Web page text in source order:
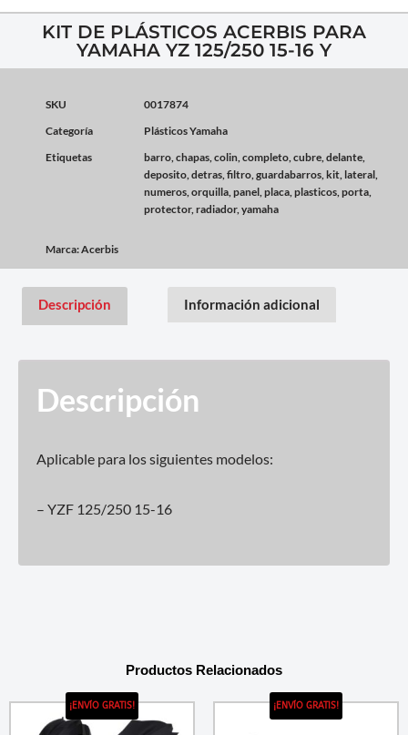
KIT DE PLÁSTICOS ACERBIS PARA
YAMAHA YZ 125/250 15-16 Y
SKU
0017874
Categoría
Plásticos Yamaha
Etiquetas
barro,chapas,colin,completo,cubre,delante,
deposito,detras,filtro,guardabarros,kit, lateral,
numeros,orquilla,panel,placa,plasticos,porta,
protector,radiador,yamaha
Marca:Acerbis
Descripción Información adicional
Descripción
Aplicable para los siguientes modelos:
– YZF 125/250 15-16
Productos Relacionados
¡ENVÍO GRATIS! ¡ENVÍO GRATIS!